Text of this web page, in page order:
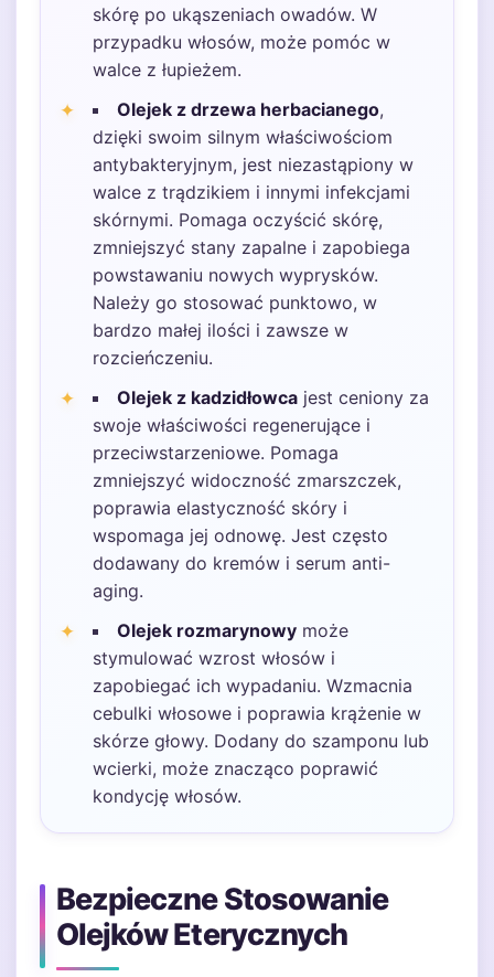
skórę po ukąszeniach owadów. W
przypadku włosów, może pomóc w
walce z łupieżem.
Olejek z drzewa herbacianego,
dzięki swoim silnym właściwościom
antybakteryjnym, jest niezastąpiony w
walce z trądzikiem i innymi infekcjami
skórnymi. Pomaga oczyścić skórę,
zmniejszyć stany zapalne i zapobiega
powstawaniu nowych wyprysków.
Należy go stosować punktowo, w
bardzo małej ilości i zawsze w
rozcieńczeniu.
Olejek z kadzidłowca jest ceniony za
swoje właściwości regenerujące i
przeciwstarzeniowe. Pomaga
zmniejszyć widoczność zmarszczek,
poprawia elastyczność skóry i
wspomaga jej odnowę. Jest często
dodawany do kremów i serum anti-
aging.
Olejek rozmarynowy może
stymulować wzrost włosów i
zapobiegać ich wypadaniu. Wzmacnia
cebulki włosowe i poprawia krążenie w
skórze głowy. Dodany do szamponu lub
wcierki, może znacząco poprawić
kondycję włosów.
Bezpieczne Stosowanie
Olejków Eterycznych